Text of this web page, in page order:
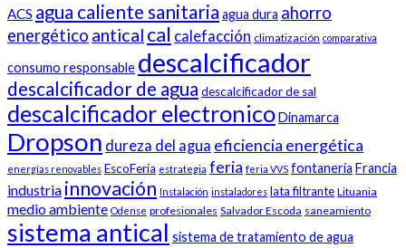
ACS agua caliente sanitaria agua dura ahorro
energético antical cal calefacción climatización comparativa
consumo responsable descalcificador
descalcificador de agua descalcificador de sal
descalcificador electronicoDinamarca
Dropson dureza del agua eficiencia energética
energías renovables EscoFeria estrategia feria feria VVS fontanería Francia
industria innovación Instalación instaladores lata filtrante Lituania
medio ambiente Odense profesionales Salvador Escoda saneamiento
sistema antical sistema de tratamiento de agua